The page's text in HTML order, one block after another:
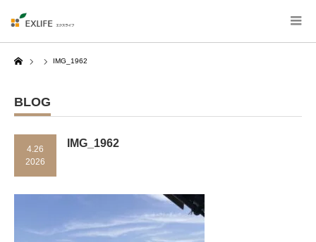
Home
IMG_1962
BLOG
4.26
2026
IMG_1962